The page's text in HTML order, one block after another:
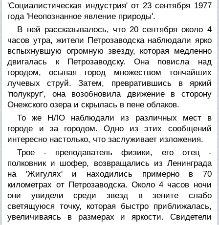
'Социалистическая индустрия' от 23 сентября 1977
года 'Неопознанное явление природы'.
В ней рассказывалось, что 20 сентября около 4
часов утра, жители Петрозаводска наблюдали ярко
вспыхнувшую огромную звезду, которая медленно
двигалась к Петрозаводску. Она повисла над
городом, осыпая город множеством тончайших
лучевых струй. Затем, превратившись в яркий
'полукруг', она возобновила движение в сторону
Онежского озера и скрылась в пене облаков.
То же НЛО наблюдали из различных мест в
городе и за городом. Одно из этих сообщений
интересно настолько, что заслуживает изложения.
Трое - преподаватель физики, его отец -
полковник и шофер, возвращались из Ленинграда
на 'Жигулях' и находились примерно в 70
километрах от Петрозаводска. Около 4 часов ночи
они увидели среди звезд в зените слабо
светящуюся точку, которая быстро приближалась,
увеличиваясь в размерах и яркости. Свидетели